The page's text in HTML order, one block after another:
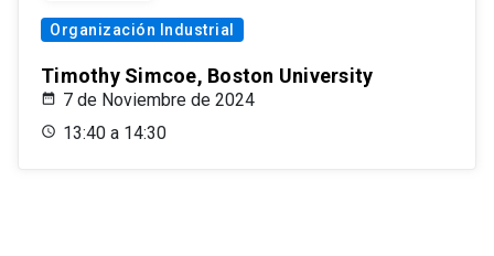
Organización Industrial
Timothy Simcoe, Boston University
7 de Noviembre de 2024
13:40 a 14:30